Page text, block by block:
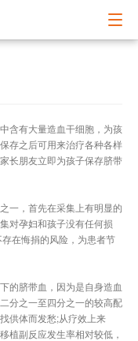
含有大量造血干细胞，为孩
存之后可用来治疗各种各样
长朋友立即为孩子保存脐带
，首先在采集上有明显的
对孕妇和孩子没有任何损
在悔捐的风险，为患者节
脐带血，因为是自身造血
分之一至四分之一的较高配
供体而发愁;从疗效上来
植副反应发生率相对较低，